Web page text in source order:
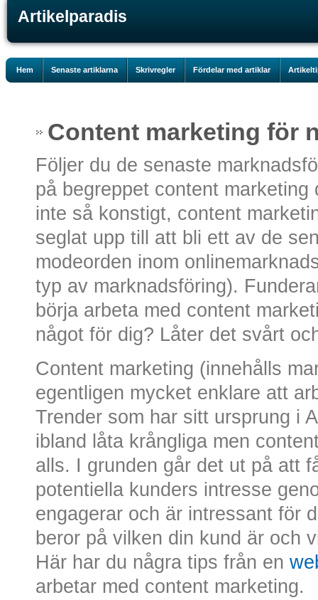
Artikelparadis
Hem Senaste artiklarna Skrivregler Fördelar med artiklar
Content marketing för
Följer du de senaste
på begreppet content
inte så konstigt, content
seglat upp till att bli ett av de
modeorden inom
typ av marknadsföring).
börja arbeta med content
något för dig? Låter det svårt
Content marketing (innehålls
egentligen mycket enklare att
Trender som har sitt ursprung i
ibland låta krångliga men
alls. I grunden går det ut på att
potentiella kunders intresse
engagerar och är intressant för
beror på vilken din kund är och
Här har du några tips från en
arbetar med content marketing.